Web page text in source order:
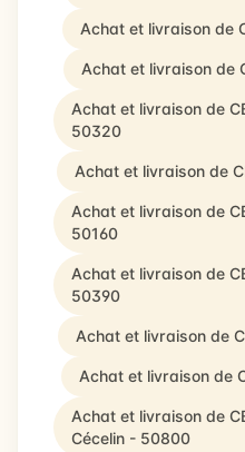
Achat et livraison de
Achat et livraison de
Achat et livraison de
50320
Achat et livraison de
Achat et livraison de
50160
Achat et livraison de
50390
Achat et livraison de
Achat et livraison de
Achat et livraison de
Cécelin - 50800